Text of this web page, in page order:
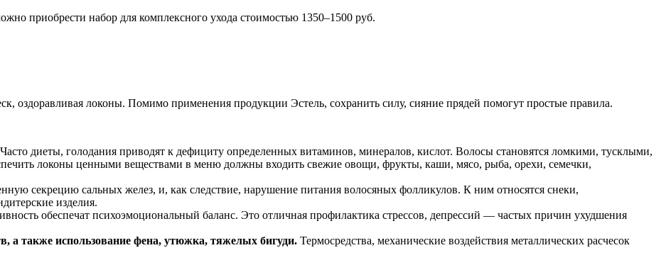
приобрести набор для комплексного ухода стоимостью 1350–1500 руб.
оздоравливая локоны. Помимо применения продукции Эстель, сохранить силу, сияние прядей помогут простые правила.
диеты, голодания приводят к дефициту определенных витаминов, минералов, кислот. Волосы становятся ломкими, тусклыми,
локоны ценными веществами в меню должны входить свежие овощи, фрукты, каши, мясо, рыба, орехи, семечки,
секрецию сальных желез, и, как следствие, нарушение питания волосяных фолликулов. К ним относятся снеки,
изделия.
обеспечат психоэмоциональный баланс. Это отличная профилактика стрессов, депрессий — частых причин ухудшения
а также использование фена, утюжка, тяжелых бигуди. Термосредства, механические воздействия металлических расчесок